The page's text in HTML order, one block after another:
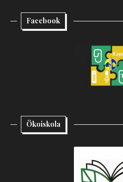
Facebook
Ökoiskola